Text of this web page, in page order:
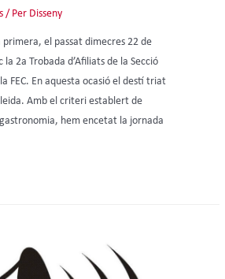
/ Per Disseny
primera, el passat dimecres 22 de
2a Trobada d’Afiliats de la Secció
FEC. En aquesta ocasió el destí triat
Amb el criteri establert de
hem encetat la jornada